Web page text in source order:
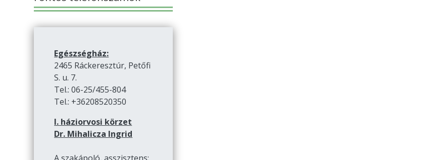
Egészségház:
2465 Ráckeresztúr, Petőfi
S. u. 7.
Tel.: 06-25/455-804
Tel.: +36208520350
I. háziorvosi körzet
Dr. Mihalicza Ingrid